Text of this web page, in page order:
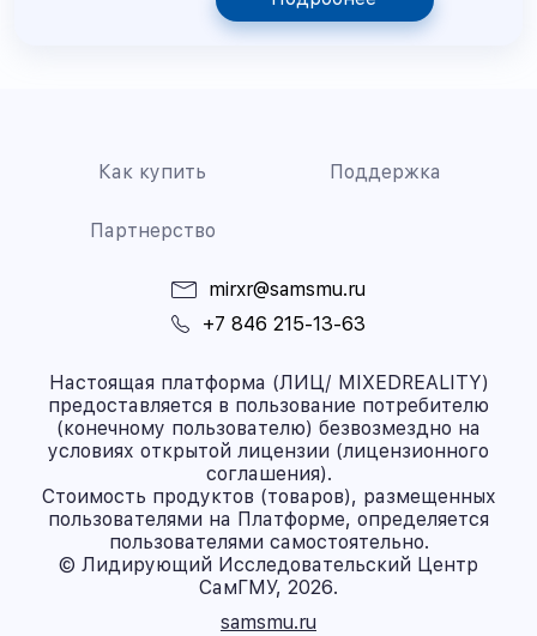
Как купить Поддержка
Партнерство
mirxr@samsmu.ru
+7 846 215-13-63
Настоящая платформа (ЛИЦ/ MIXEDREALITY)
предоставляется в пользование потребителю
(конечному пользователю) безвозмездно на
условиях открытой лицензии (лицензионного
соглашения).
Стоимость продуктов (товаров), размещенных
пользователями на Платформе, определяется
пользователями самостоятельно.
© Лидирующий Исследовательский Центр
СамГМУ, 2026.
samsmu.ru